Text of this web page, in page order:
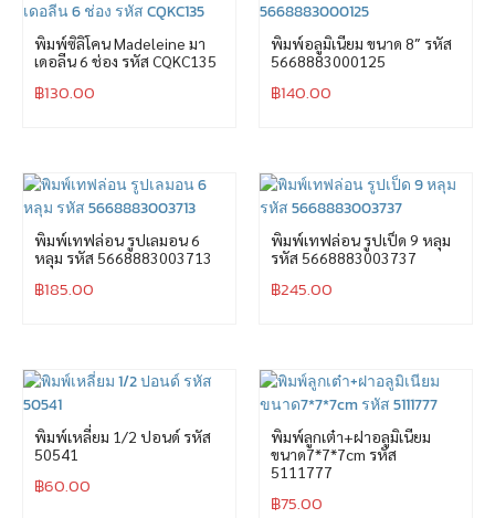
พิมพ์ซิลิโคน Madeleine มา
เดอลีน 6 ช่อง รหัส CQKC135
฿130.00
พิมพ์อลูมิเนียม ขนาด 8″ รหัส
5668883000125
฿140.00
พิมพ์เทฟล่อน รูปเลมอน 6
หลุม รหัส 5668883003713
฿185.00
พิมพ์เทฟล่อน รูปเป็ด 9 หลุม
รหัส 5668883003737
฿245.00
พิมพ์เหลี่ยม 1/2 ปอนด์ รหัส
50541
฿60.00
พิมพ์ลูกเต๋า+ฝาอลูมิเนียม
ขนาด7*7*7cm รหัส
5111777
฿75.00